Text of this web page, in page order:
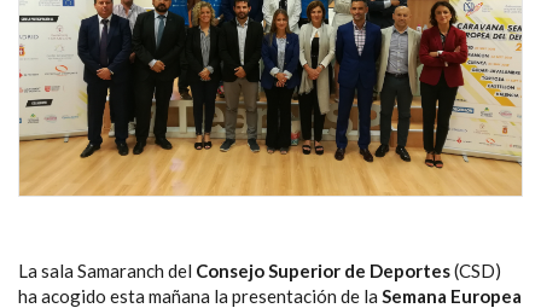
La sala Samaranch del Consejo Superior de Deportes(CSD)
ha acogido esta mañana la presentación de la Semana Europea